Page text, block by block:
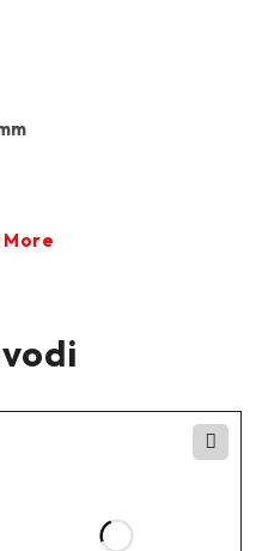
More